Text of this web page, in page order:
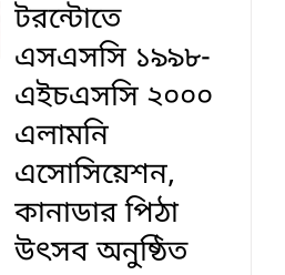
টরন্টোতে
এসএসসি ১৯৯৮-
এইচএসসি ২০০০
এলামনি
এসোসিয়েশন,
কানাডার পিঠা
উৎসব অনুষ্ঠিত